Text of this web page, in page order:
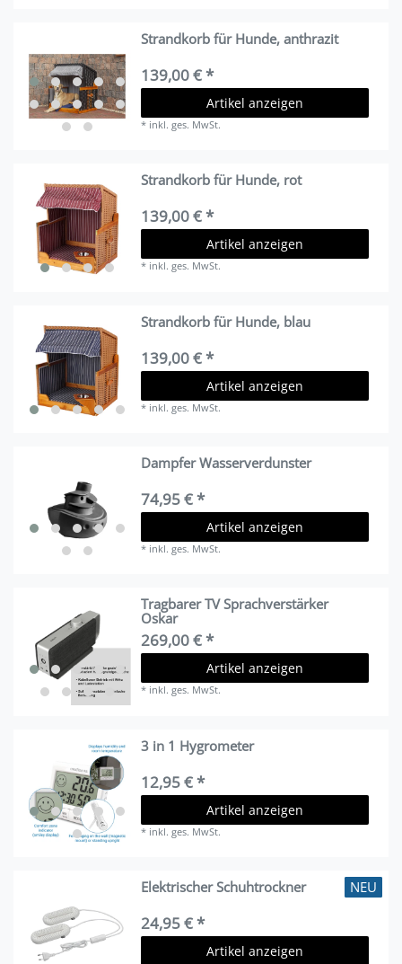
Strandkorb für Hunde, anthrazit
139,00 € *
Artikel anzeigen
* inkl. ges. MwSt.
Strandkorb für Hunde, rot
139,00 € *
Artikel anzeigen
* inkl. ges. MwSt.
Strandkorb für Hunde, blau
139,00 € *
Artikel anzeigen
* inkl. ges. MwSt.
Dampfer Wasserverdunster
74,95 € *
Artikel anzeigen
* inkl. ges. MwSt.
Tragbarer TV Sprachverstärker
Oskar
269,00 € *
Artikel anzeigen
* inkl. ges. MwSt.
3 in 1 Hygrometer
12,95 € *
Artikel anzeigen
* inkl. ges. MwSt.
NEU
Elektrischer Schuhtrockner
24,95 € *
Artikel anzeigen